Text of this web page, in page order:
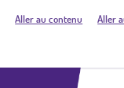
Aller au contenu Aller